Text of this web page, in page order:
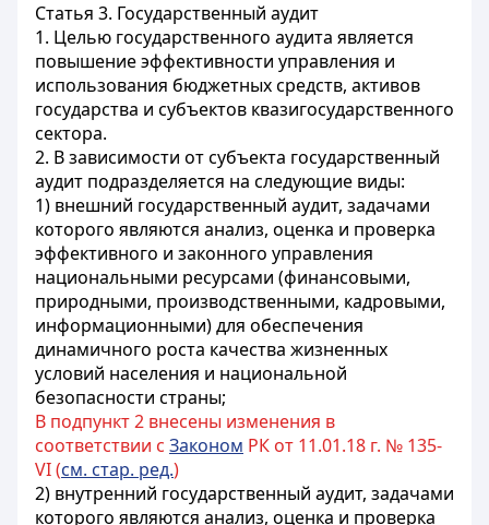
Статья 3. Государственный аудит
1. Целью государственного аудита является
повышение эффективности управления и
использования бюджетных средств, активов
государства и субъектов квазигосударственного
сектора.
2. В зависимости от субъекта государственный
аудит подразделяется на следующие виды:
1) внешний государственный аудит, задачами
которого являются анализ, оценка и проверка
эффективного и законного управления
национальными ресурсами (финансовыми,
природными, производственными, кадровыми,
информационными) для обеспечения
динамичного роста качества жизненных
условий населения и национальной
безопасности страны;
В подпункт 2 внесены изменения в
соответствии с Законом РК от 11.01.18 г. № 135-
VI (см. стар. ред.)
2) внутренний государственный аудит, задачами
которого являются анализ, оценка и проверка